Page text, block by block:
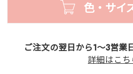
色・サイ
ご注文の翌日から1～3営業
詳細はこち